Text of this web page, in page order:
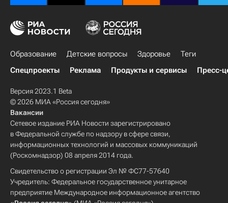
Образование Детские вопросы Здоровье
Теги
Спецпроекты
Реклама Продукты и сервисы Пресс-
Версия 2023.1 Beta
© 2026 МИА «Россия сегодня»
Вакансии
Сетевое издание РИА Новости зарегистрировано
в Федеральной службе по надзору в сфере связи,
информационных технологий и массовых коммуникаций
(Роскомнадзор) 08 апреля 2014 года.
Свидетельство о регистрации Эл № ФС77-57640
Учредитель: Федеральное государственное унитарное
предприятие Международное информационное агентство